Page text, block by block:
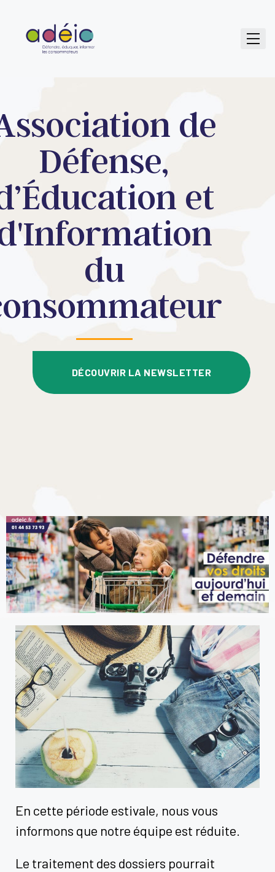
de
Défense,
et
du
DÉCOUVRIR LA NEWSLETTER
En cette période estivale, nous vous
informons que notre équipe est réduite.
Le traitement des dossiers pourrait